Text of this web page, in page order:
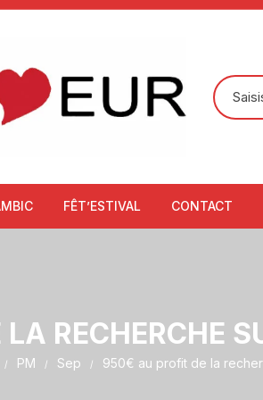
pour
FÊT’ESTIVAL CONTACT
RECHERCHE
PM Sep 950€ au profit de la